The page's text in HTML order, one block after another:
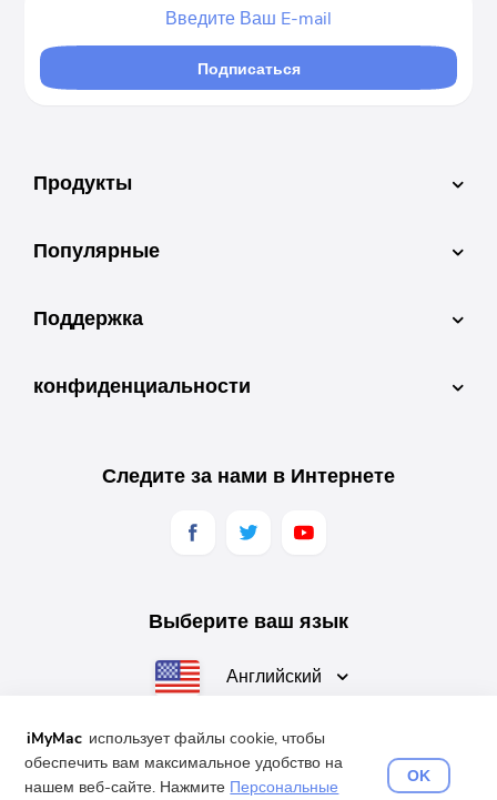
Подписаться
Продукты
Популярные
Поддержка
конфиденциальности
Следите за нами в Интернете
Выберите ваш язык
Английский
English Français Deutsch Español 日本語
iMyMac использует файлы cookie, чтобы
обеспечить вам максимальное удобство на
нашем веб-сайте. Нажмите Персональные
OK